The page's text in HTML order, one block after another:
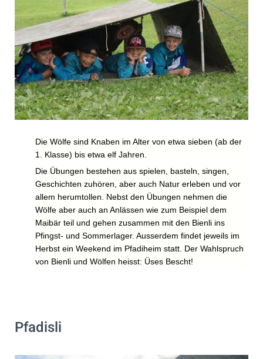
Die Wölfe sind Knaben im Alter von etwa sieben (ab der
1. Klasse) bis etwa elf Jahren.
Die Übungen bestehen aus spielen, basteln, singen,
Geschichten zuhören, aber auch Natur erleben und vor
allem herumtollen. Nebst den Übungen nehmen die
Wölfe aber auch an Anlässen wie zum Beispiel dem
Maibär teil und gehen zusammen mit den Bienli ins
Pfingst- und Sommerlager. Ausserdem findet jeweils im
Herbst ein Weekend im Pfadiheim statt. Der Wahlspruch
von Bienli und Wölfen heisst: Üses Bescht!
Pfadisli